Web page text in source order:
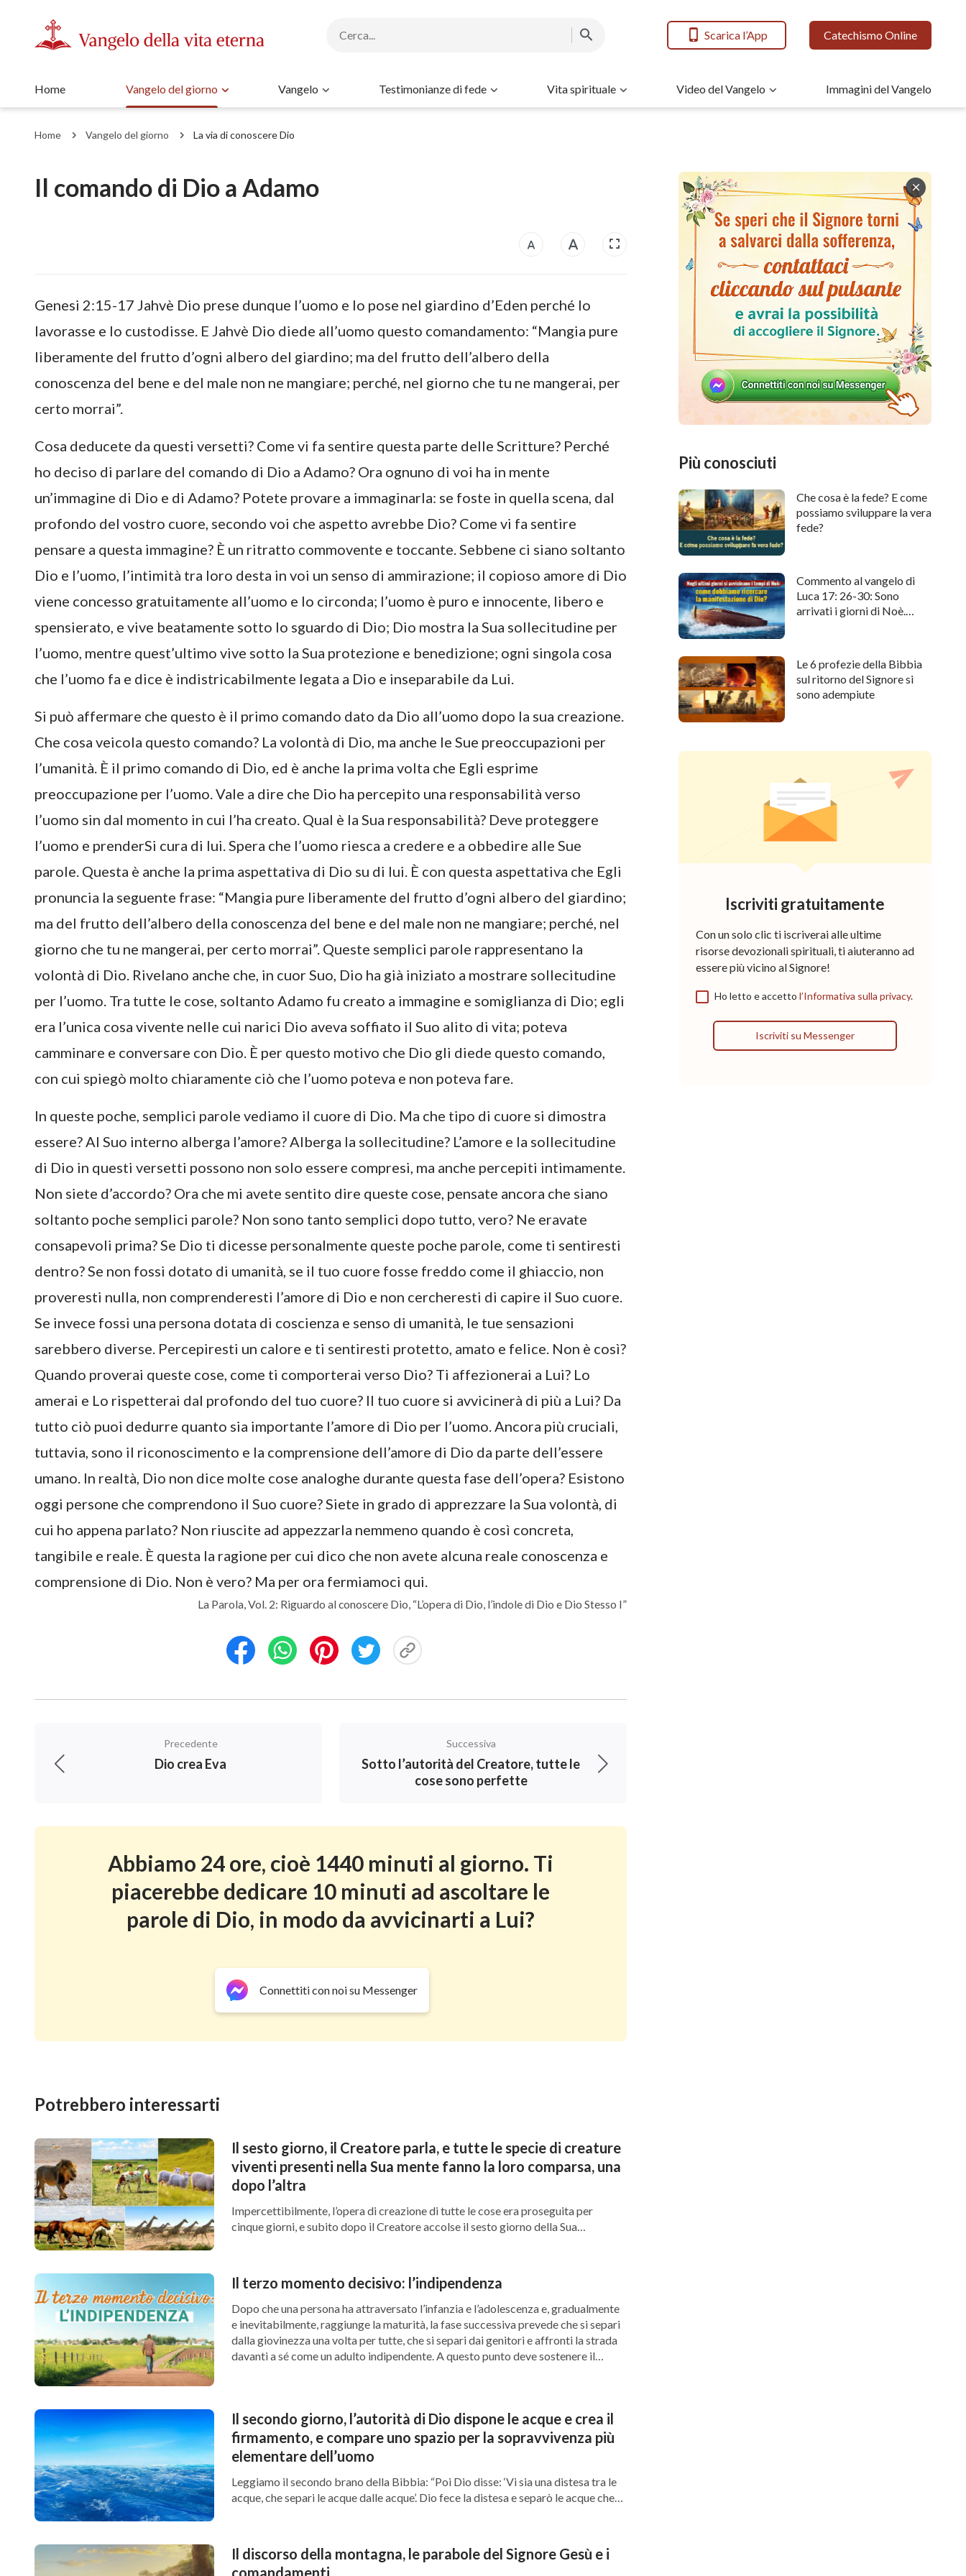
Scarica l’App Catechismo Online
Home Vangelo del giorno Vangelo Testimonianze di fede Vita spirituale Video del Vangelo Immagini del Vangelo
Home Vangelo del giorno La via di conoscere Dio
Il comando di Dio a Adamo
Genesi 2:15-17 Jahvè Dio prese dunque l’uomo e lo pose nel giardino d’Eden perché lo
lavorasse e lo custodisse. E Jahvè Dio diede all’uomo questo comandamento: “Mangia pure
liberamente del frutto d’ogni albero del giardino; ma del frutto dell’albero della
conoscenza del bene e del male non ne mangiare; perché, nel giorno che tu ne mangerai, per
certo morrai”.
Cosa deducete da questi versetti? Come vi fa sentire questa parte delle Scritture? Perché
ho deciso di parlare del comando di Dio a Adamo? Ora ognuno di voi ha in mente
un’immagine di Dio e di Adamo? Potete provare a immaginarla: se foste in quella scena, dal
profondo del vostro cuore, secondo voi che aspetto avrebbe Dio? Come vi fa sentire
pensare a questa immagine? È un ritratto commovente e toccante. Sebbene ci siano soltanto
Dio e l’uomo, l’intimità tra loro desta in voi un senso di ammirazione; il copioso amore di Dio
viene concesso gratuitamente all’uomo e lo circonda; l’uomo è puro e innocente, libero e
spensierato, e vive beatamente sotto lo sguardo di Dio; Dio mostra la Sua sollecitudine per
l’uomo, mentre quest’ultimo vive sotto la Sua protezione e benedizione; ogni singola cosa
che l’uomo fa e dice è indistricabilmente legata a Dio e inseparabile da Lui.
Si può affermare che questo è il primo comando dato da Dio all’uomo dopo la sua creazione.
Che cosa veicola questo comando? La volontà di Dio, ma anche le Sue preoccupazioni per
l’umanità. È il primo comando di Dio, ed è anche la prima volta che Egli esprime
preoccupazione per l’uomo. Vale a dire che Dio ha percepito una responsabilità verso
l’uomo sin dal momento in cui l’ha creato. Qual è la Sua responsabilità? Deve proteggere
l’uomo e prenderSi cura di lui. Spera che l’uomo riesca a credere e a obbedire alle Sue
parole. Questa è anche la prima aspettativa di Dio su di lui. È con questa aspettativa che Egli
pronuncia la seguente frase: “Mangia pure liberamente del frutto d’ogni albero del giardino;
ma del frutto dell’albero della conoscenza del bene e del male non ne mangiare; perché, nel
giorno che tu ne mangerai, per certo morrai”. Queste semplici parole rappresentano la
volontà di Dio. Rivelano anche che, in cuor Suo, Dio ha già iniziato a mostrare sollecitudine
per l’uomo. Tra tutte le cose, soltanto Adamo fu creato a immagine e somiglianza di Dio; egli
era l’unica cosa vivente nelle cui narici Dio aveva soffiato il Suo alito di vita; poteva
camminare e conversare con Dio. È per questo motivo che Dio gli diede questo comando,
con cui spiegò molto chiaramente ciò che l’uomo poteva e non poteva fare.
In queste poche, semplici parole vediamo il cuore di Dio. Ma che tipo di cuore si dimostra
essere? Al Suo interno alberga l’amore? Alberga la sollecitudine? L’amore e la sollecitudine
di Dio in questi versetti possono non solo essere compresi, ma anche percepiti intimamente.
Non siete d’accordo? Ora che mi avete sentito dire queste cose, pensate ancora che siano
soltanto poche semplici parole? Non sono tanto semplici dopo tutto, vero? Ne eravate
consapevoli prima? Se Dio ti dicesse personalmente queste poche parole, come ti sentiresti
dentro? Se non fossi dotato di umanità, se il tuo cuore fosse freddo come il ghiaccio, non
proveresti nulla, non comprenderesti l’amore di Dio e non cercheresti di capire il Suo cuore.
Se invece fossi una persona dotata di coscienza e senso di umanità, le tue sensazioni
sarebbero diverse. Percepiresti un calore e ti sentiresti protetto, amato e felice. Non è così?
Quando proverai queste cose, come ti comporterai verso Dio? Ti affezionerai a Lui? Lo
amerai e Lo rispetterai dal profondo del tuo cuore? Il tuo cuore si avvicinerà di più a Lui? Da
tutto ciò puoi dedurre quanto sia importante l’amore di Dio per l’uomo. Ancora più cruciali,
tuttavia, sono il riconoscimento e la comprensione dell’amore di Dio da parte dell’essere
umano. In realtà, Dio non dice molte cose analoghe durante questa fase dell’opera? Esistono
oggi persone che comprendono il Suo cuore? Siete in grado di apprezzare la Sua volontà, di
cui ho appena parlato? Non riuscite ad appezzarla nemmeno quando è così concreta,
tangibile e reale. È questa la ragione per cui dico che non avete alcuna reale conoscenza e
comprensione di Dio. Non è vero? Ma per ora fermiamoci qui.
La Parola, Vol. 2: Riguardo al conoscere Dio, “L’opera di Dio, l’indole di Dio e Dio Stesso I”
Precedente
Dio crea Eva
Successiva
Sotto l’autorità del Creatore, tutte le
cose sono perfette
Abbiamo 24 ore, cioè 1440 minuti al giorno. Ti
piacerebbe dedicare 10 minuti ad ascoltare le
parole di Dio, in modo da avvicinarti a Lui?
Connettiti con noi su Messenger
Potrebbero interessarti
Il sesto giorno, il Creatore parla, e tutte le specie di creature
viventi presenti nella Sua mente fanno la loro comparsa, una
dopo l’altra
Impercettibilmente, l’opera di creazione di tutte le cose era proseguita per
cinque giorni, e subito dopo il Creatore accolse il sesto giorno della Sua
Quali nuove creature avrebbe prodotto, […]
Il terzo momento decisivo: l’indipendenza
Dopo che una persona ha attraversato l’infanzia e l’adolescenza e, gradualmente
e inevitabilmente, raggiunge la maturità, la fase successiva prevede che si separi
dalla giovinezza una volta per tutte, che si separi dai genitori e affronti la strada
davanti a sé come un adulto indipendente. A questo punto deve sostenere il
Il secondo giorno, l’autorità di Dio dispone le acque e crea il
firmamento, e compare uno spazio per la sopravvivenza più
elementare dell’uomo
Leggiamo il secondo brano della Bibbia: “Poi Dio disse: ‘Vi sia una distesa tra le
acque, che separi le acque dalle acque’. Dio fece la distesa e separò le acque che
Il discorso della montagna, le parabole del Signore Gesù e i
comandamenti
Più conosciuti
Che cosa è la fede? E come
possiamo sviluppare la vera
fede?
Commento al vangelo di
Luca 17: 26-30: Sono
arrivati i giorni di Noè.
Le 6 profezie della Bibbia
sul ritorno del Signore si
sono adempiute
Iscriviti gratuitamente
Con un solo clic ti iscriverai alle ultime
risorse devozionali spirituali, ti aiuteranno ad
essere più vicino al Signore!
Ho letto e accetto l’Informativa sulla privacy.
Iscriviti su Messenger